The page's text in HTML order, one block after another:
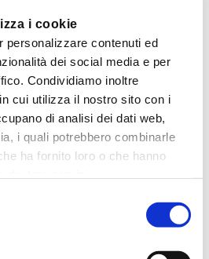
i cookie
personalizzare contenuti ed
dei social media e per
Condividiamo inoltre
cui utilizza il nostro sito con i
di analisi dei dati web,
i quali potrebbero combinarle
ha fornito loro o che hanno
i primi passi
digitale, tra i
troviil percorso
se non hai le
aspirante